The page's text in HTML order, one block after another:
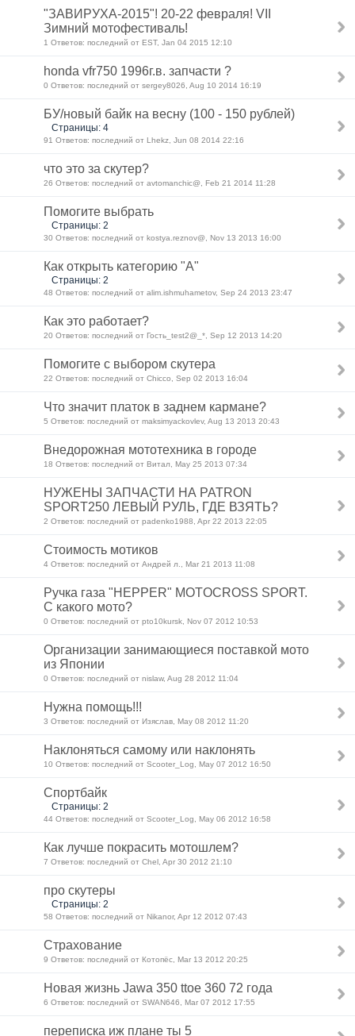
"ЗАВИРУХА-2015"! 20-22 февраля! VII
Зимний мотофестиваль!
1 Ответов: последний от EST, Jan 04 2015 12:10
honda vfr750 1996г.в. запчасти ?
0 Ответов: последний от sergey8026, Aug 10 2014 16:19
БУ/новый байк на весну (100 - 150 рублей)
Страницы: 4
91 Ответов: последний от Lhekz, Jun 08 2014 22:16
что это за скутер?
26 Ответов: последний от avtomanchic@, Feb 21 2014 11:28
Помогите выбрать
Страницы: 2
30 Ответов: последний от kostya.reznov@, Nov 13 2013 16:00
Как открыть категорию "А"
Страницы: 2
48 Ответов: последний от alim.ishmuhametov, Sep 24 2013 23:47
Как это работает?
20 Ответов: последний от Гость_test2@_*, Sep 12 2013 14:20
Помогите с выбором скутера
22 Ответов: последний от Chicco, Sep 02 2013 16:04
Что значит платок в заднем кармане?
5 Ответов: последний от maksimyackovlev, Aug 13 2013 20:43
Внедорожная мототехника в городе
18 Ответов: последний от Витал, May 25 2013 07:34
НУЖЕНЫ ЗАПЧАСТИ НА PATRON
SPORT250 ЛЕВЫЙ РУЛЬ, ГДЕ ВЗЯТЬ?
2 Ответов: последний от padenko1988, Apr 22 2013 22:05
Стоимость мотиков
4 Ответов: последний от Андрей л., Mar 21 2013 11:08
Ручка газа "HEPPER" MOTOCROSS SPORT.
С какого мото?
0 Ответов: последний от pto10kursk, Nov 07 2012 10:53
Организации занимающиеся поставкой мото
из Японии
0 Ответов: последний от nislaw, Aug 28 2012 11:04
Нужна помощь!!!
3 Ответов: последний от Изяслав, May 08 2012 11:20
Наклоняться самому или наклонять
10 Ответов: последний от Scooter_Log, May 07 2012 16:50
Спортбайк
Страницы: 2
44 Ответов: последний от Scooter_Log, May 06 2012 16:58
Как лучше покрасить мотошлем?
7 Ответов: последний от Chel, Apr 30 2012 21:10
про скутеры
Страницы: 2
58 Ответов: последний от Nikanor, Apr 12 2012 07:43
Страхование
9 Ответов: последний от Котопёс, Mar 13 2012 20:25
Новая жизнь Jawa 350 ttoe 360 72 года
6 Ответов: последний от SWAN646, Mar 07 2012 17:55
переписка иж плане ты 5